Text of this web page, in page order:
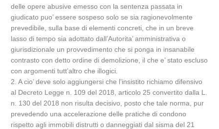
delle opere abusive emesso con la sentenza passata in
giudicato puo’ essere sospeso solo se sia ragionevolmente
prevedibile, sulla base di elementi concreti, che in un breve
lasso di tempo sia adottato dall’Autorita’ amministrativa o
giurisdizionale un provvedimento che si ponga in insanabile
contrasto con detto ordine di demolizione, il che e’ stato escluso
con argomenti tutt’altro che illogici.
2. A cio’ deve solo aggiungersi che l’insistito richiamo difensivo
al Decreto Legge n. 109 del 2018, articolo 25 convertito dalla L.
n. 130 del 2018 non risulta decisivo, posto che tale norma, pur
prevedendo una accelerazione delle pratiche di condono
rispetto agli immobili distrutti o danneggiati dal sisma del 21